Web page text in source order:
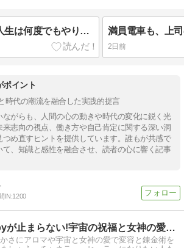
悩んでますか？～人生は何度でもやり直せる～【AI×在宅ワーク】
2日前
ポイント
時代の潮流を融合した実践的提言
ながらも、人間の心の動きや時代の変化に鋭く光
志向の視点、働き方や自己肯定に関する深い洞
め直すヒントを提供しています。誰もが共感で
て、知識と感性を融合させ、読者の心に響く記事
IN:1200
Happyが止まらない!宇宙の祝福と女神の愛と香りの癒し
さにアロマや宇宙と女神の愛で変容と錬金術を